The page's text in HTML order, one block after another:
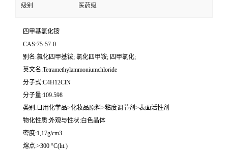
级别 医药级
四甲基氯化铵
CAS:75-57-0
别名:氯化四甲基铵; 氯化四甲铵; 四甲氯化;
英文名:Tetramethylammoniumchloride
分子式:C4H12ClN
分子量:109.598
类别:日用化学品>化妆品原料>粘度调节剂>表面活性剂
物化性质:外观与性状:白色晶体
密度:1,17g/cm3
熔点:>300 °C(lit.)